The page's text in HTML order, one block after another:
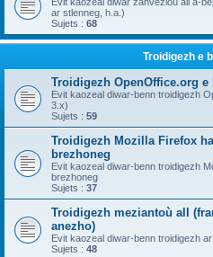
ar stlenneg, h.a.)
Sujets : 68
Troidigezh e
Troidigezh OpenOffice.org e
Evit kaozeal diwar-benn troidigezh
3.x)
Sujets : 59
Troidigezh Mozilla Firefox
brezhoneg
Evit kaozeal diwar-benn troidigezh
brezhoneg
Sujets : 37
Troidigezh meziantoù all
anezho)
Evit kaozeal diwar-benn troidigezh
Sujets : 48